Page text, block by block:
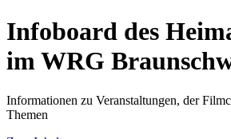
Infoboard des
im WRG
Informationen zu Veranstaltungen, der
Themen